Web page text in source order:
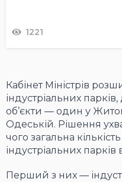
1221
Кабінет Міністрів
індустріальних
об’єкти — один у
Одеській. Рішення
чого загальна
індустріальних парків
Перший з них —